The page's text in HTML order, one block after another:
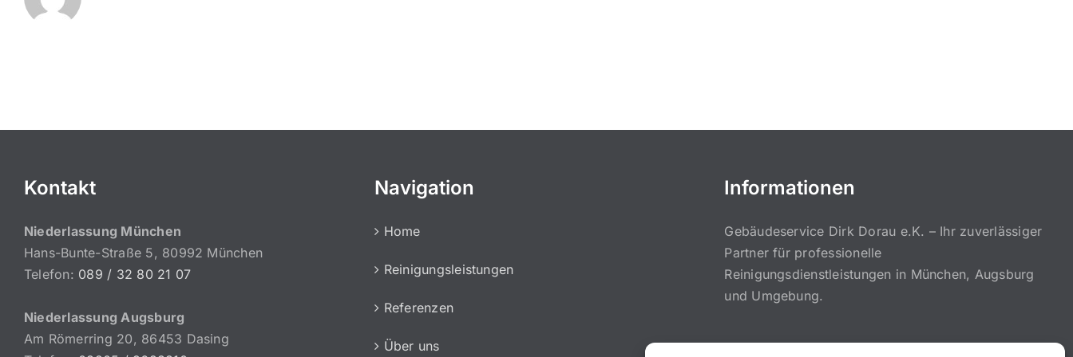
Kontakt
Niederlassung München
Hans-Bunte-Straße 5, 80992 München
Telefon: 089 / 32 80 21 07
Niederlassung Augsburg
Am Römerring 20, 86453 Dasing
Navigation
Home
Reinigungsleistungen
Referenzen
Über uns
Informationen
Gebäudeservice Dirk Dorau e.K. – Ihr zuverlässiger
Partner für professionelle
Reinigungsdienstleistungen in München, Augsburg
und Umgebung.